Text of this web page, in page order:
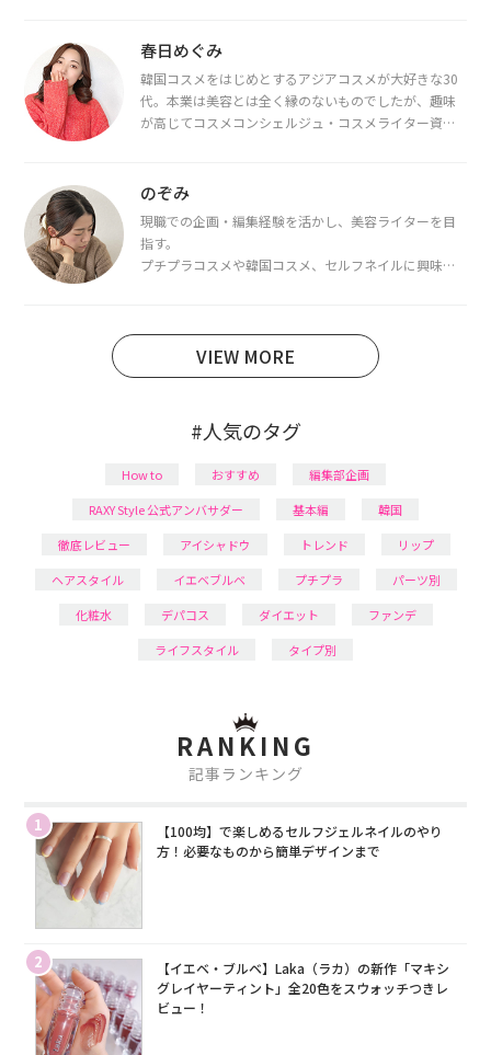
春日めぐみ
韓国コスメをはじめとするアジアコスメが大好きな30
代。本業は美容とは全く縁のないものでしたが、趣味
が高じてコスメコンシェルジュ・コスメライター資格
断・骨格診断によるイメージコンサルティングも行っ
のぞみ
現職での企画・編集経験を活かし、美容ライターを目
指す。
プチプラコスメや韓国コスメ、セルフネイルに興味が
日本化粧品検定1級保有。
VIEW MORE
#人気のタグ
How to おすすめ
編集部企画
RAXY Style 公式アンバサダー
基本編
韓国
徹底レビュー
アイシャドウ トレンド
リップ
ヘアスタイル
イエベブルベ プチプラ
パーツ別
化粧水
デパコス ダイエット
ファンデ
ライフスタイル
タイプ別
RANKING
記事ランキング
1
【100均】で楽しめるセルフジェルネイルのやり
方！必要なものから簡単デザインまで
2
【イエベ・ブルベ】Laka（ラカ）の新作「マキシ
グレイヤーティント」全20色をスウォッチつきレ
ビュー！